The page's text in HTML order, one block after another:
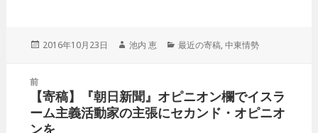
投
2016年10月23日
作
池内 恵
カ
ー
最近の寄稿,中東情勢
前
前
の
【寄稿】『朝日新聞』オピニオン欄でイスラ
ーム主義活動家の主張にセカンド・オピニオ
ンを